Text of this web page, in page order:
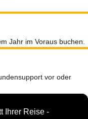
Jahr im Voraus buchen.
vor oder
Ihrer Reise -